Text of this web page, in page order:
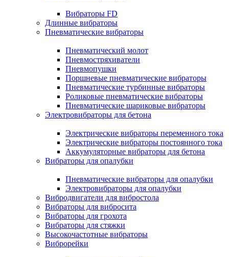
Вибраторы FD
Длинные вибраторы
Пневматические вибраторы
Пневматический молот
Пневмостряхиватели
Пневмопушки
Поршневые пневматические вибраторы
Пневматические турбинные вибраторы
Роликовые пневматические вибраторы
Пневматические шариковые вибраторы
Электровибраторы для бетона
Электрические вибраторы переменного тока
Электрические вибраторы постоянного тока
Аккумуляторные вибраторы для бетона
Вибраторы для опалубки
Пневматические вибраторы для опалубки
Электровибраторы для опалубки
Вибродвигатели для вибростола
Вибраторы для вибросита
Вибраторы для грохота
Вибраторы для стяжки
Высокочастотные вибраторы
Виброрейки